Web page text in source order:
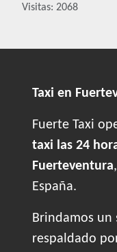
Visitas: 2068
Taxi en
Fuerte Taxi
taxi las 24
Fuerteventura
España.
Brindamos un
respaldado